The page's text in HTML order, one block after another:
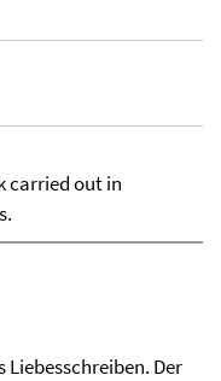
carried out in
Der